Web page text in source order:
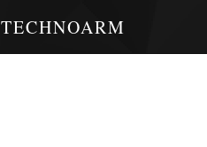
TECHNOARM